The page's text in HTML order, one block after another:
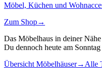
Möbel, Küchen und
Zum Shop→
Das Möbelhaus in deiner
Du dennoch heute am
Übersicht Möbelhäuser→ Alle